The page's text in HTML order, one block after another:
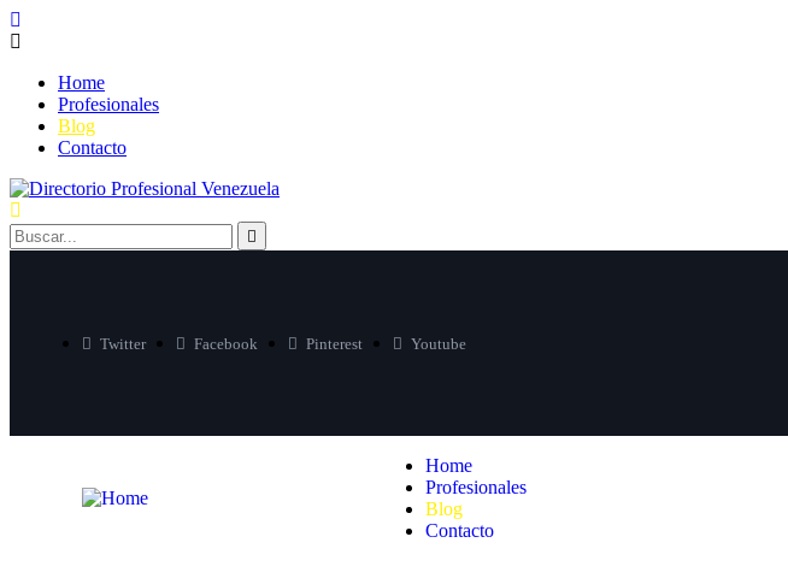
Home
Profesionales
Blog
Contacto
Twitter Facebook Pinterest Youtube
Home
Profesionales
Blog
Contacto